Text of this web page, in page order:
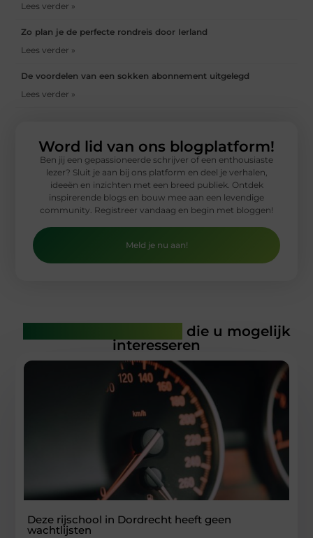
Lees verder »
Zo plan je de perfecte rondreis door Ierland
Lees verder »
De voordelen van een sokken abonnement uitgelegd
Lees verder »
Word lid van ons blogplatform!
Ben jij een gepassioneerde schrijver of een enthousiaste
lezer? Sluit je aan bij ons platform en deel je verhalen,
ideeën en inzichten met een breed publiek. Ontdek
inspirerende blogs en bouw mee aan een levendige
community. Registreer vandaag en begin met bloggen!
Meld je nu aan!
die u mogelijk
interesseren
Deze rijschool in Dordrecht heeft geen
wachtlijsten